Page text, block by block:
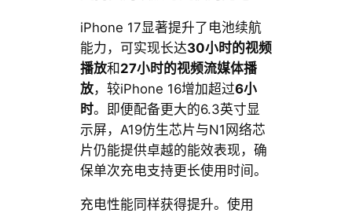
iPhone 17显著提升了电池续航
能力，可实现长达30小时的视频
播放和27小时的视频流媒体播
放，较iPhone 16增加超过6小
时。即便配备更大的6.3英寸显
示屏，A19仿生芯片与N1网络芯
片仍能提供卓越的能效表现，确
保单次充电支持更长使用时间。
充电性能同样获得提升。使用